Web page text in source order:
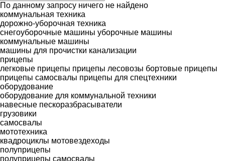
По данному запросу ничего не найдено
коммунальная техника
дорожно-уборочная техника
снегоуборочные машины уборочные машины
коммунальные машины
машины для прочистки канализации
прицепы
легковые прицепы прицепы лесовозы бортовые прицепы
прицепы самосвалы прицепы для спецтехники
оборудование
оборудование для коммунальной техники
навесные пескоразбрасыватели
грузовики
самосвалы
мототехника
квадроциклы мотовездеходы
полуприцепы
полуприцепы самосвалы